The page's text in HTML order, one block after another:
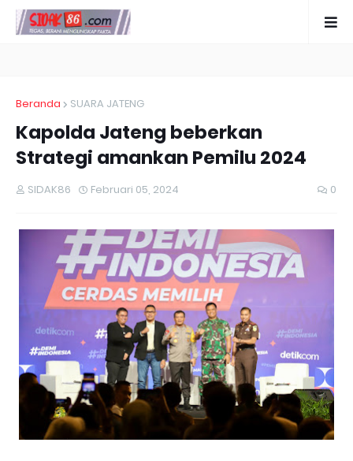
Beranda SUARA JATENG
Kapolda Jateng beberkan
Strategi amankan Pemilu 2024
SIDAK86 Februari 05, 2024 0